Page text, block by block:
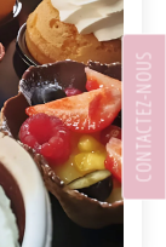
CONTACTEZ-NOUS